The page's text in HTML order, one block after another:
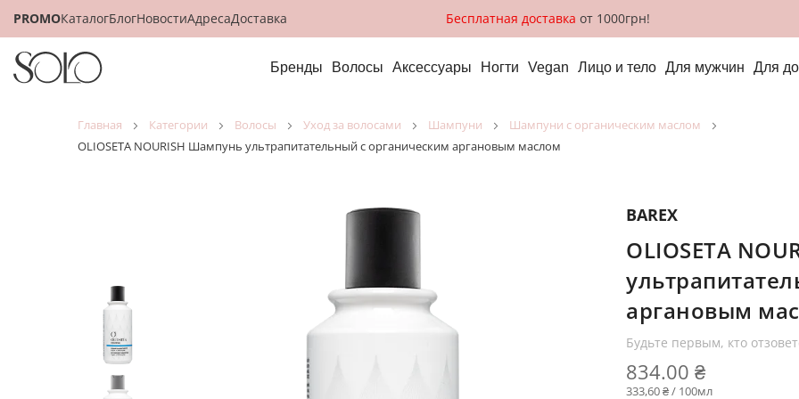
PROMOКаталогБлогНовостиАдресаДоставка Бесплатная доставка от 1000грн!
Бренды Волосы Аксессуары Ногти Vegan Лицо и тело Для мужчин Для
главная категории волосы уход за волосами шампуни
шампуни с органическим маслом
OLIOSETA NOURISH Шампунь ультрапитательный с органическим аргановым маслом
BAREX
OLIOSETA
аргановым
Будьте первым, кто
834.00 ₴
333,60 ₴ / 100мл